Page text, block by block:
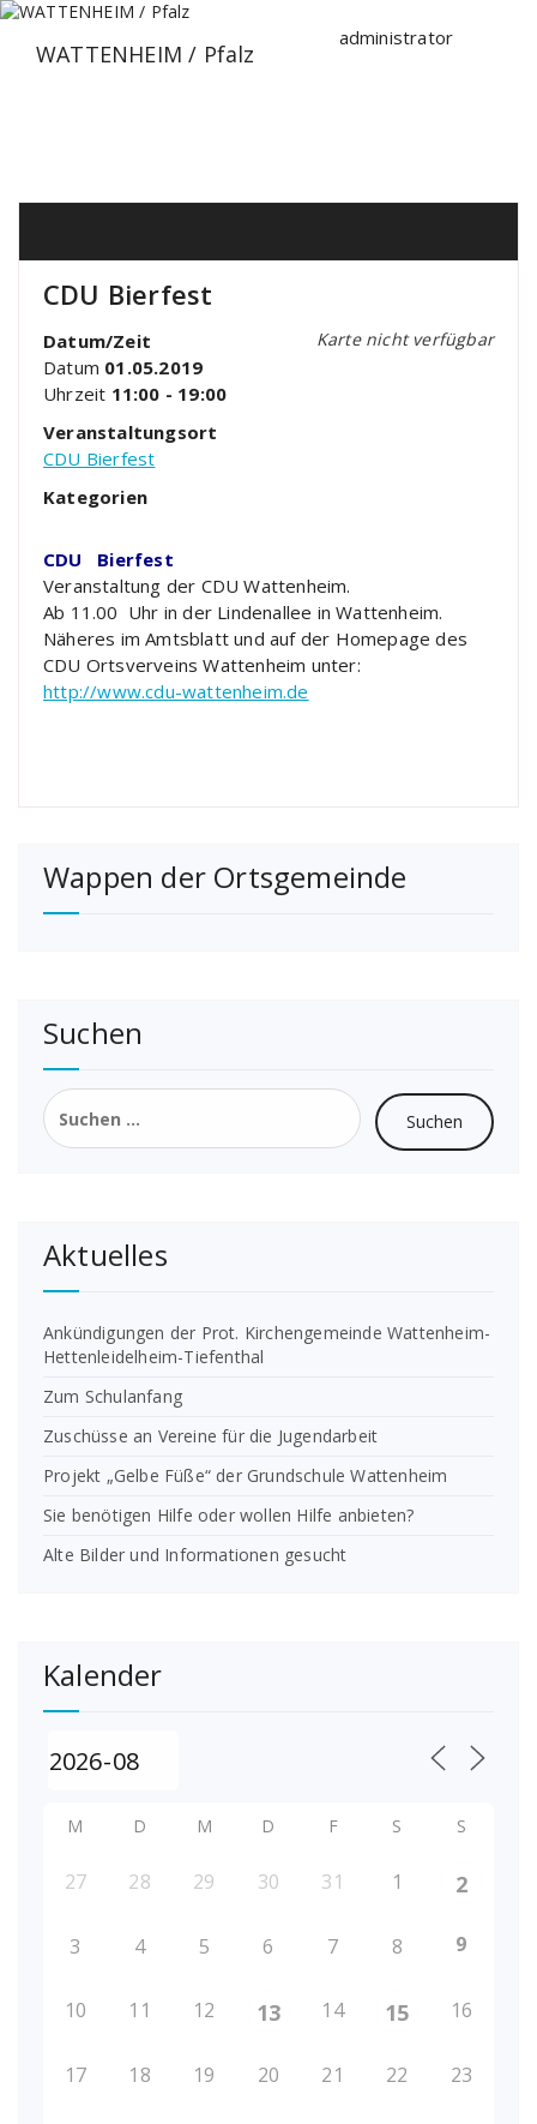
Zum
springenWATTENHEIM / Pfalz
administrator
CDU Bierfest
Karte nicht verfügbar
Datum/Zeit
Datum 01.05.2019
Uhrzeit 11:00 - 19:00
Veranstaltungsort
CDU Bierfest
Kategorien
CDU Bierfest
Veranstaltung der CDU Wattenheim.
Ab 11.00 Uhr in der Lindenallee in Wattenheim.
Näheres im Amtsblatt und auf der Homepage des
CDU Ortsverveins Wattenheim unter:
http://www.cdu-wattenheim.de
Wappen der Ortsgemeinde
Suchen
Suchen
nach:
Aktuelles
Ankündigungen der Prot. Kirchengemeinde Wattenheim-
Hettenleidelheim-Tiefenthal
Zum Schulanfang
Zuschüsse an Vereine für die Jugendarbeit
Projekt „Gelbe Füße“ der Grundschule Wattenheim
Sie benötigen Hilfe oder wollen Hilfe anbieten?
Alte Bilder und Informationen gesucht
Kalender
M D M D F S S
27 28 29 30 31 1 2
3 4 5 6 7 8 9
10 11 12 13 14 15 16
17 18 19 20 21 22 23